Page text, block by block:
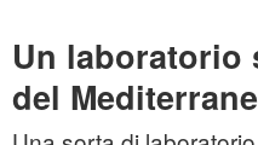
Un laboratorio
del